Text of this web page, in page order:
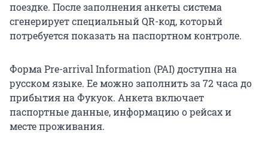
поездке. После заполнения анкеты система
сгенерирует специальный QR-код, который
потребуется показать на паспортном контроле.
Форма Pre-arrival Information (PAI) доступна на
русском языке. Ее можно заполнить за 72 часа до
прибытия на Фукуок. Анкета включает
паспортные данные, информацию о рейсах и
месте проживания.